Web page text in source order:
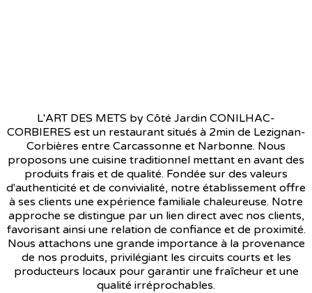
L'ART DES METS by Côté Jardin CONILHAC-
CORBIERES est un restaurant situés à 2min de Lezignan-
Corbières entre Carcassonne et Narbonne. Nous
proposons une cuisine traditionnel mettant en avant des
produits frais et de qualité. Fondée sur des valeurs
d'authenticité et de convivialité, notre établissement offre
à ses clients une expérience familiale chaleureuse. Notre
approche se distingue par un lien direct avec nos clients,
favorisant ainsi une relation de confiance et de proximité.
Nous attachons une grande importance à la provenance
de nos produits, privilégiant les circuits courts et les
producteurs locaux pour garantir une fraîcheur et une
qualité irréprochables.